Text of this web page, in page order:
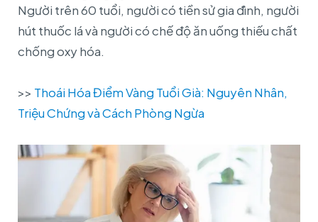
Người trên 60 tuổi, người có tiền sử gia đình, người
hút thuốc lá và người có chế độ ăn uống thiếu chất
chống oxy hóa.
>> Thoái Hóa Điểm Vàng Tuổi Già: Nguyên Nhân,
Triệu Chứng và Cách Phòng Ngừa